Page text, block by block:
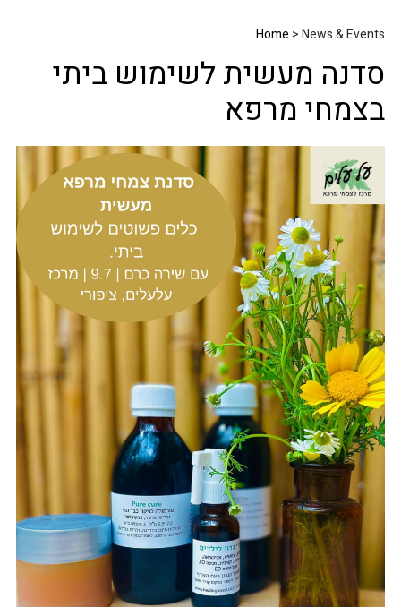
Home > News & Events
סדנה מעשית לשימוש ביתי
בצמחי מרפא